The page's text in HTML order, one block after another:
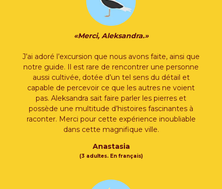
«Merci, Aleksandra.»
J’ai adoré l’excursion que nous avons faite, ainsi que
notre guide. Il est rare de rencontrer une personne
aussi cultivée, dotée d’un tel sens du détail et
capable de percevoir ce que les autres ne voient
pas. Aleksandra sait faire parler les pierres et
possède une multitude d’histoires fascinantes à
raconter. Merci pour cette expérience inoubliable
dans cette magnifique ville.
Anastasia
(3 adultes. En français)